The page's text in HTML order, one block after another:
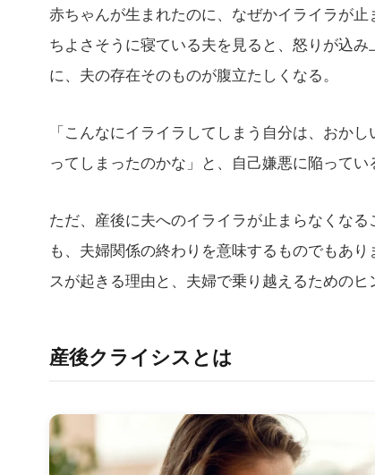
赤ちゃんが生まれたのに、なぜかイライラが
ちよさそうに寝ている夫を見ると、怒りが込
に、夫の存在そのものが腹立たしくなる。
「こんなにイライラしてしまう自分は、おか
ってしまったのかな」と、自己嫌悪に陥ってい
ただ、産後に夫へのイライラが止まらなくな
も、夫婦関係の終わりを意味するものでもあ
スが起きる理由と、夫婦で乗り越えるためのヒ
産後クライシスとは